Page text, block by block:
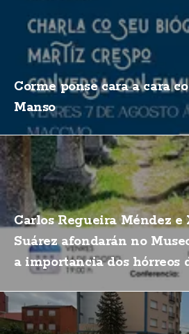
Corme ponse cara a cara
Manso
Carlos Regueira Méndez e
Suárez afondarán no
a importancia dos hórreos